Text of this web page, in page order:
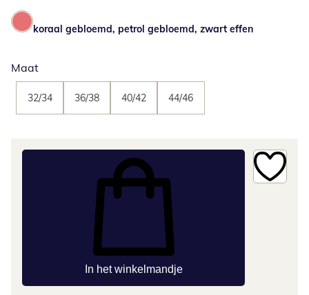
koraal gebloemd, petrol gebloemd, zwart effen
Maat
32/34 36/38 40/42 44/46
In het winkelmandje